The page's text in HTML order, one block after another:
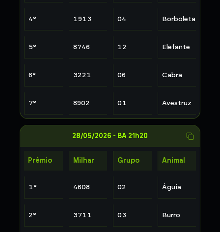
4° 1913 04 Borboleta
5° 8746 12 Elefante
6° 3221 06 Cabra
7° 8902 01 Avestruz
28/05/2026 - BA 21h20
Prêmio Milhar Grupo Animal
1° 4608 02 Águia
2° 3711 03 Burro